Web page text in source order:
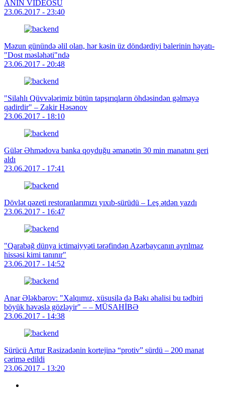
ANIN VİDEOSU
23.06.2017 - 23:40
Məzun günündə əlil olan, hər kəsin üz döndərdiyi balerinin həyatı-
"Dost məsləhəti"ndə
23.06.2017 - 20:48
"Silahlı Qüvvələrimiz bütün tapşırıqların öhdəsindən gəlməyə
qadirdir" – Zakir Həsənov
23.06.2017 - 18:10
Gülər Əhmədova banka qoyduğu əmanətin 30 min manatını geri
aldı
23.06.2017 - 17:41
Dövlət qəzeti restoranlarımızı yıxıb-sürüdü – Leş ətdən yazdı
23.06.2017 - 16:47
"Qarabağ dünya ictimaiyyəti tərəfindən Azərbaycanın ayrılmaz
hissəsi kimi tanınır"
23.06.2017 - 14:52
Anar Ələkbərov: "Xalqımız, xüsusilə də Bakı əhalisi bu tədbiri
böyük həvəslə gözləyir" – – MÜSAHİBƏ
23.06.2017 - 14:38
Sürücü Artur Rasizadənin kortejinə “protiv” sürdü – 200 manat
cərimə edildi
23.06.2017 - 13:20